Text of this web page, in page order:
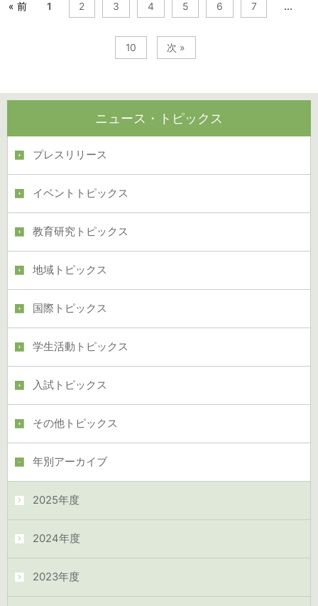
« 前 1 2 3 4 5 6 7 ...
10 次 »
ニュース・トピックス
プレスリリース
イベントトピックス
教育研究トピックス
地域トピックス
国際トピックス
学生活動トピックス
入試トピックス
その他トピックス
年別アーカイブ
2025年度
2024年度
2023年度